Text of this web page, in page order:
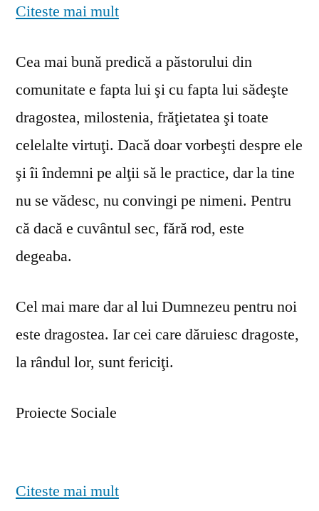
Citeste mai mult
Cea mai bună predică a păstorului din
comunitate e fapta lui şi cu fapta lui sădeşte
dragostea, milostenia, frăţietatea şi toate
celelalte virtuţi. Dacă doar vorbeşti despre ele
şi îi îndemni pe alţii să le practice, dar la tine
nu se vă­desc, nu convingi pe nimeni. Pentru
că dacă e cuvântul sec, fără rod, este
degeaba.
Cel mai mare dar al lui Dumnezeu pentru noi
este dragostea. Iar cei care dăruiesc dragoste,
la rândul lor, sunt fericiţi.
Proiecte Sociale
Citeste mai mult